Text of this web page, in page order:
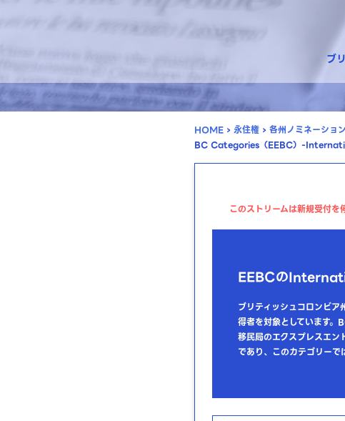
ブ
HOME › 永住権 › 各州ノミネーショ
BC Categories（EEBC）-
このストリームは新規受付
EEBCの
ブリティッシュコロンビ
得者を対象としています。
移民局のエクスプレスエン
であり、このカテゴリー